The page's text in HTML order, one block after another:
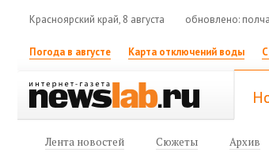
Красноярский край, 8 августа обновлено:
Погода в августе Карта отключений воды
Лента новостей Сюжеты Архив